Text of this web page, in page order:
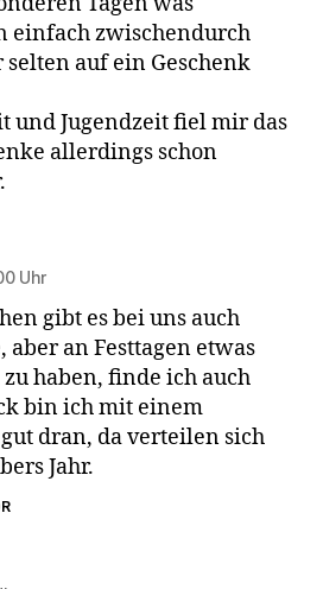
einfach zwischendurch
selten auf ein Geschenk
und Jugendzeit fiel mir das
allerdings schon
Uhr
gibt es bei uns auch
aber an Festtagen etwas
haben, finde ich auch
bin ich mit einem
dran, da verteilen sich
Jahr.